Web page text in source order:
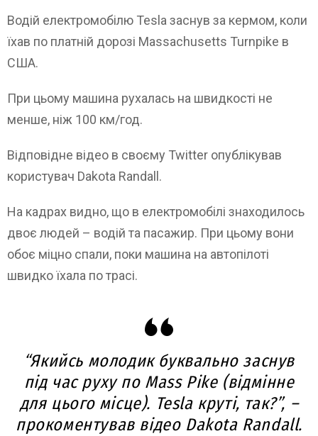
Водій електромобілю Tesla заснув за кермом, коли
їхав по платній дорозі Massachusetts Turnpike в
США.
При цьому машина рухалась на швидкості не
менше, ніж 100 км/год.
Відповідне відео в своєму Twitter опублікував
користувач Dakota Randall.
На кадрах видно, що в електромобілі знаходилось
двоє людей – водій та пасажир. При цьому вони
обоє міцно спали, поки машина на автопілоті
швидко їхала по трасі.
“Якийсь молодик буквально заснув
під час руху по Mass Pike (відмінне
для цього місце). Tesla круті, так?”, –
прокоментував відео Dakota Randall.